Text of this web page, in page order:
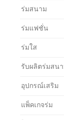
ร่มสนาม
ร่มแฟชั่น
ร่มใส
รับผลิตร่มสน
อุปกรณ์เสริม
แพ็คเกจร่ม